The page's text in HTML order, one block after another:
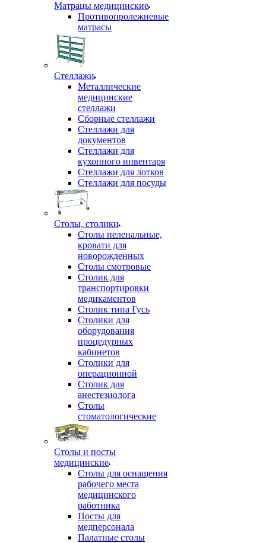
Матрацы медицинские
Противопролежневые
матрасы
Стеллажи
Металлические
медицинские
стеллажи
Сборные стеллажи
Стеллажи для
документов
Стеллажи для
кухонного инвентаря
Стеллажи для лотков
Стеллажи для посуды
Столы, столики
Столы пеленальные,
кровати для
новорожденных
Столы смотровые
Столик для
транспортировки
медикаментов
Столик типа Гусь
Столики для
оборудования
процедурных
кабинетов
Столики для
операционной
Столик для
анестезиолога
Столы
стоматологические
Столы и посты
медицинские
Столы для оснащения
рабочего места
медицинского
работника
Посты для
медперсонала
Палатные столы